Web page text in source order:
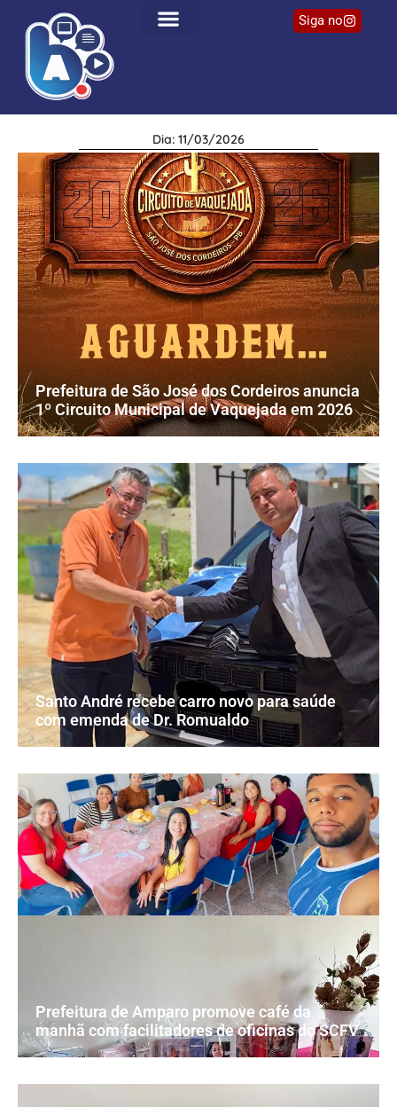
Siga no
Dia: 11/03/2026
Prefeitura de São José dos Cordeiros anuncia
1º Circuito Municipal de Vaquejada em 2026
Santo André recebe carro novo para saúde
com emenda de Dr. Romualdo
Prefeitura de Amparo promove café da
manhã com facilitadores de oficinas do SCFV